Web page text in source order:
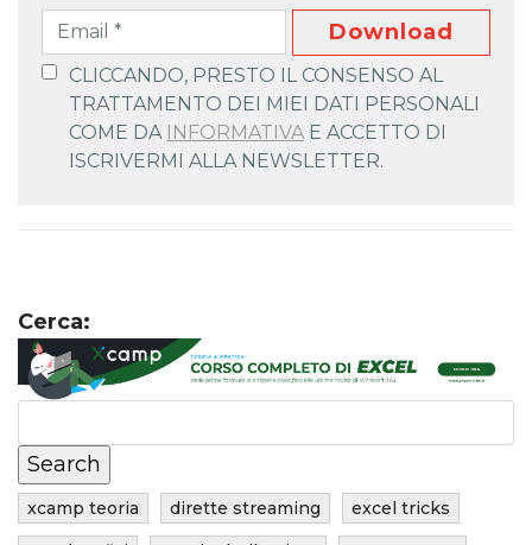
Download
CLICCANDO, PRESTO IL CONSENSO AL
TRATTAMENTO DEI MIEI DATI PERSONALI
COME DA INFORMATIVA E ACCETTO DI
ISCRIVERMI ALLA NEWSLETTER.
Cerca:
xcamp teoria dirette streaming
excel tricks